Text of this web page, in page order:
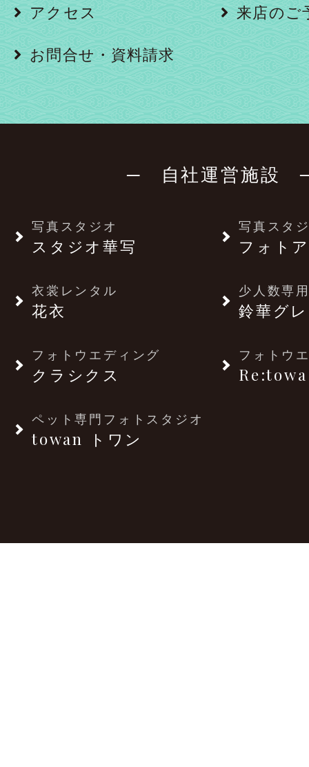
アクセス 来店のご
お問合せ・資料請求
─ 自社運営施設
写真スタジオ
スタジオ華写
写真スタ
フォト
衣裳レンタル
花衣
少人数専
鈴華グ
フォトウエディング
クラシクス
フォトウ
Re:towa
ペット専門フォトスタジオ
towan トワン